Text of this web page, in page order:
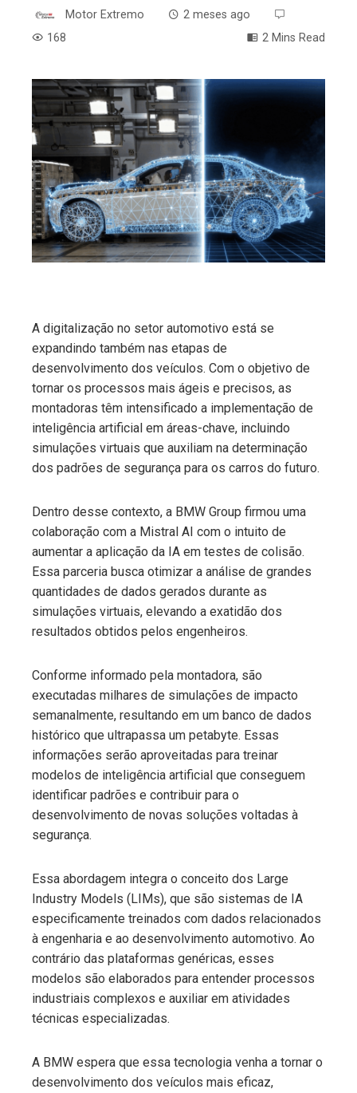
Motor Extremo
2 meses ago
168
2 Mins Read
A digitalização no setor automotivo está se
expandindo também nas etapas de
desenvolvimento dos veículos. Com o objetivo de
tornar os processos mais ágeis e precisos, as
montadoras têm intensificado a implementação de
inteligência artificial em áreas-chave, incluindo
simulações virtuais que auxiliam na determinação
dos padrões de segurança para os carros do futuro.
Dentro desse contexto, a BMW Group firmou uma
colaboração com a Mistral AI com o intuito de
aumentar a aplicação da IA em testes de colisão.
Essa parceria busca otimizar a análise de grandes
quantidades de dados gerados durante as
simulações virtuais, elevando a exatidão dos
resultados obtidos pelos engenheiros.
Conforme informado pela montadora, são
executadas milhares de simulações de impacto
semanalmente, resultando em um banco de dados
histórico que ultrapassa um petabyte. Essas
informações serão aproveitadas para treinar
modelos de inteligência artificial que conseguem
identificar padrões e contribuir para o
desenvolvimento de novas soluções voltadas à
segurança.
Essa abordagem integra o conceito dos Large
Industry Models (LIMs), que são sistemas de IA
especificamente treinados com dados relacionados
à engenharia e ao desenvolvimento automotivo. Ao
contrário das plataformas genéricas, esses
modelos são elaborados para entender processos
industriais complexos e auxiliar em atividades
técnicas especializadas.
A BMW espera que essa tecnologia venha a tornar o
desenvolvimento dos veículos mais eficaz,